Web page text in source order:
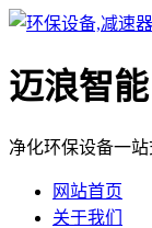
迈浪智能
净化环保设备一
网站首页
关于我们